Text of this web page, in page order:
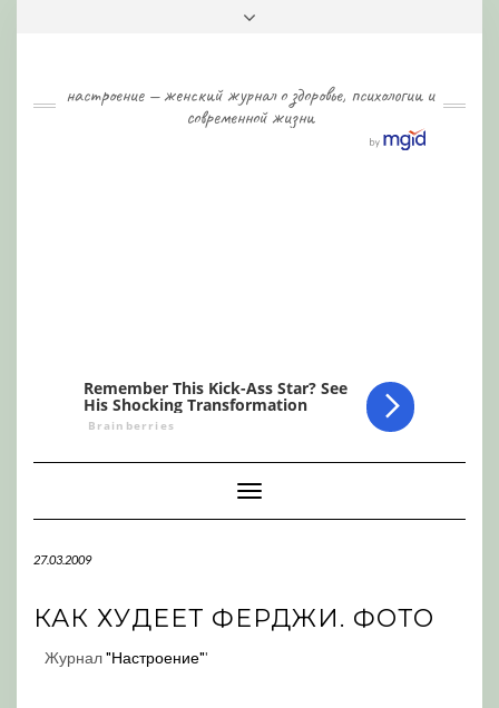
настроение — женский журнал о здоровье, психологии и
современной жизни
Toggle
Navigation
27.03.2009
КАК ХУДЕЕТ ФЕРДЖИ. ФОТО
Журнал"Настроение"'